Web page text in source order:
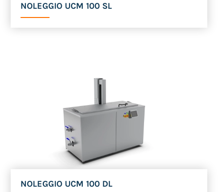
NOLEGGIO UCM 100 SL
NOLEGGIO UCM 100 DL